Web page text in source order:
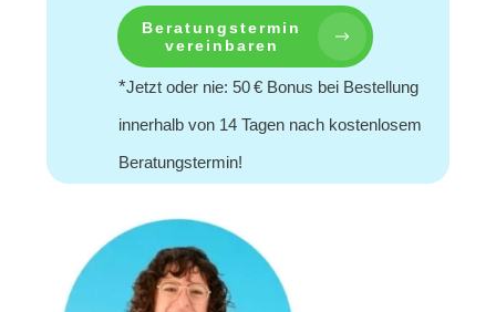
Beratungstermin
vereinbaren
*Jetzt oder nie: 50 € Bonus bei Bestellung
innerhalb von 14 Tagen nach kostenlosem
Beratungstermin!